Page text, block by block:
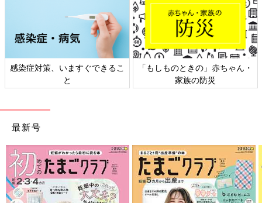
Amazonで購入
感染症対策、いますぐできるこ
と
「もしものときの」赤ちゃん・
家族の防災
最新号